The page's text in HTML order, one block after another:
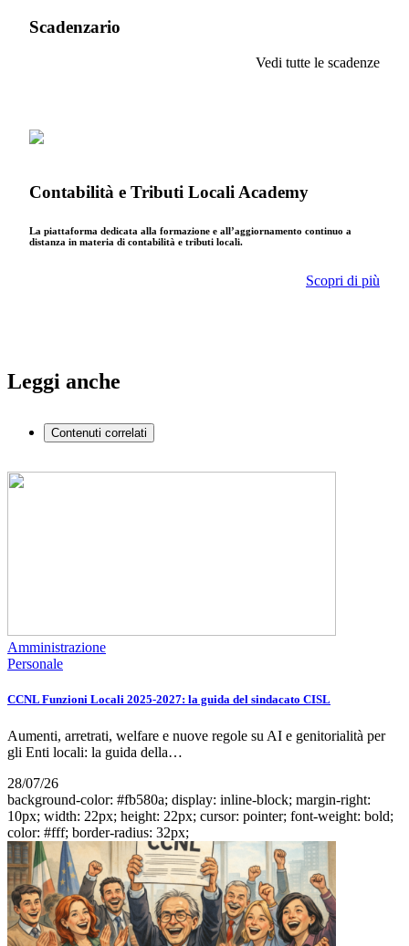
Scadenzario
Vedi tutte le scadenze
Contabilità e Tributi Locali Academy
La piattaforma dedicata alla formazione e all’aggiornamento continuo a
distanza in materia di contabilità e tributi locali.
Scopri di più
Leggi anche
Contenuti correlati
Amministrazione
Personale
CCNL Funzioni Locali 2025-2027: la guida del sindacato CISL
Aumenti, arretrati, welfare e nuove regole su AI e genitorialità per
gli Enti locali: la guida della…
28/07/26
background-color: #fb580a; display: inline-block; margin-right:
10px; width: 22px; height: 22px; cursor: pointer; font-weight: bold;
color: #fff; border-radius: 32px;